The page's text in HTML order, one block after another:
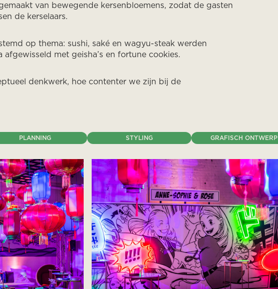
van bewegende kersenbloemens, zodat de gasten
de kerselaars.
op thema: sushi, saké en wagyu-steak werden
met geisha’s en fortune cookies.
denkwerk, hoe contenter we zijn bij de
PLANNING STYLING GRAFISCH ONTWERP